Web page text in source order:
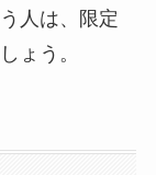
人は、限定
ょう。